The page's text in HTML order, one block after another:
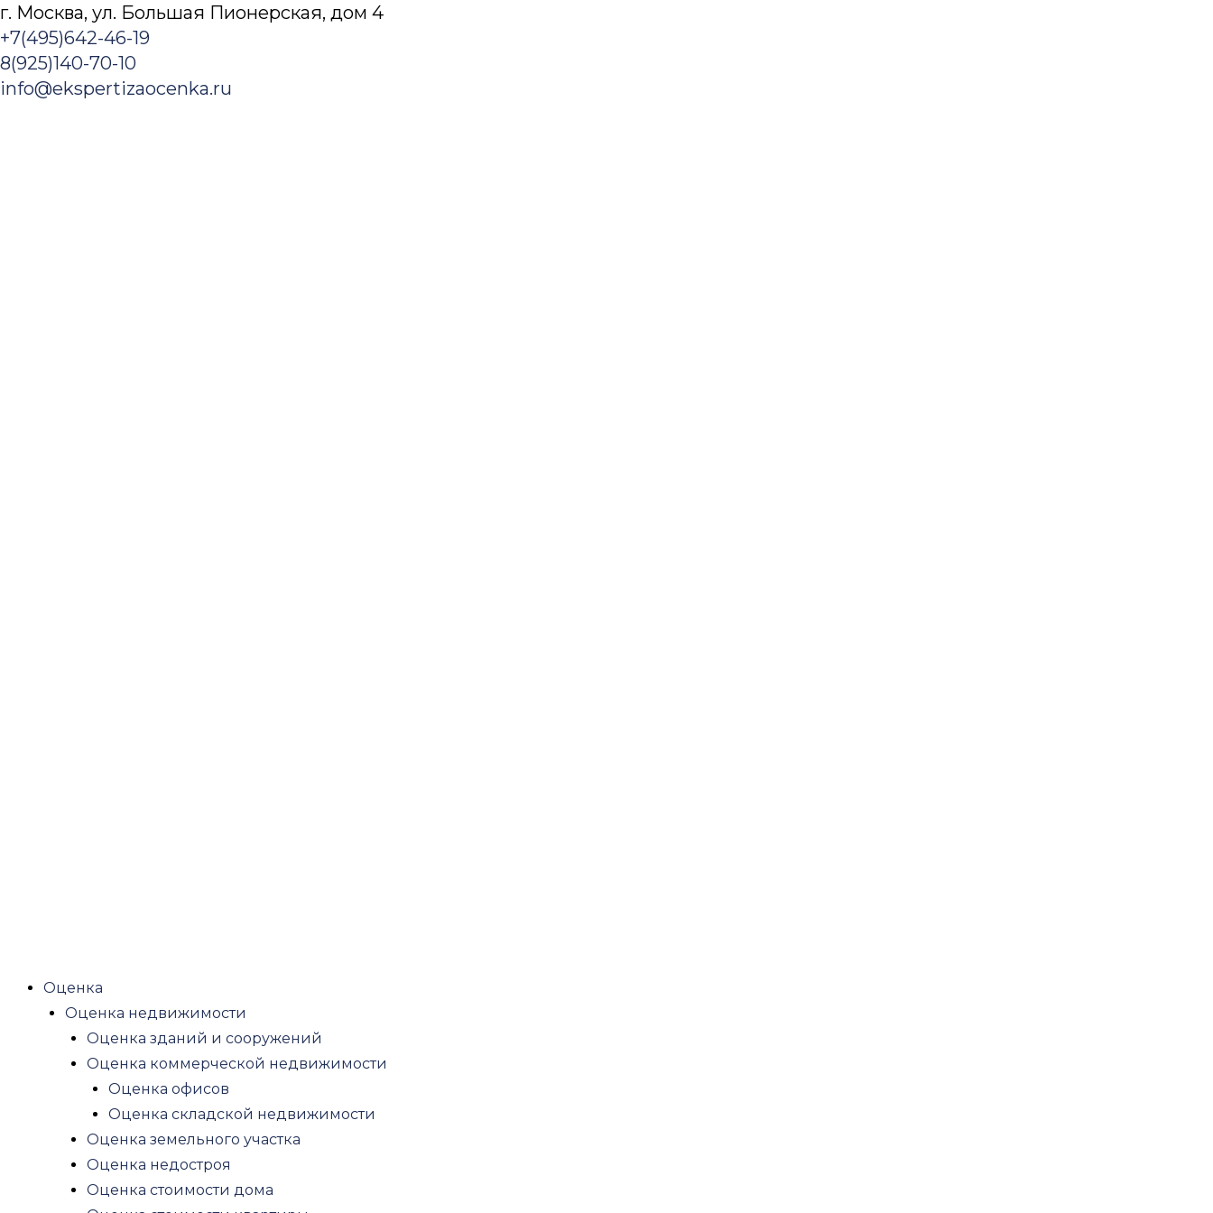
г. Москва, ул. Большая Пионерская, дом 4​
+7(495)642-46-19
8(925)140-70-10
info@ekspertizaocenka.ru
Оценка
Оценка недвижимости
Оценка зданий и сооружений
Оценка коммерческой недвижимости
Оценка офисов
Оценка складской недвижимости
Оценка земельного участка
Оценка недостроя
Оценка стоимости дома
Оценка водного транспорта
Оценка воздушного транспорта
Оценка спецтехники
Оценка ущерба
Оценка ущерба квартиры после залива
Оценка ущерба после пожара
Оценка ущерба автомобиля после ДТП
Оценка убытков и упущенной выгоды
Другие виды оценок